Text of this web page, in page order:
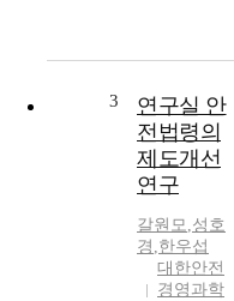
3
연구실 안
전법령의
제도개선
연구
갈원모,성호
경 ,한우섭
대한안전
경영과학